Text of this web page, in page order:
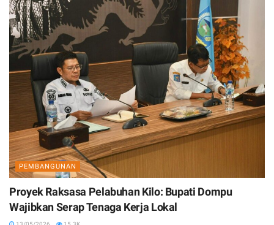
PEMBANGUNAN
Proyek Raksasa Pelabuhan Kilo: Bupati Dompu
Wajibkan Serap Tenaga Kerja Lokal